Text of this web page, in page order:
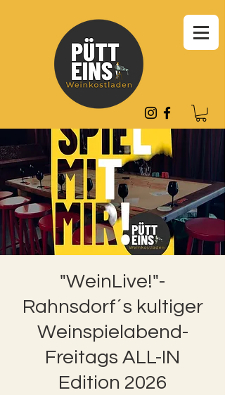
"WeinLive!"-
Rahnsdorf´s kultiger
Weinspielabend-
Freitags ALL-IN
Edition 2026